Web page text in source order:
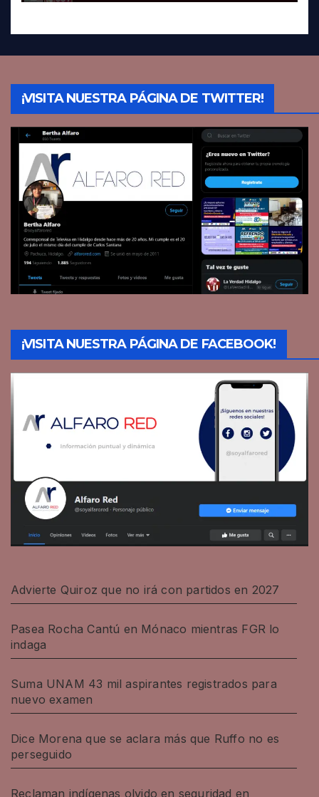
¡VISITA NUESTRA PÁGINA DE TWITTER!
¡VISITA NUESTRA PÁGINA DE FACEBOOK!
Advierte Quiroz que no irá con partidos en 2027
Pasea Rocha Cantú en Mónaco mientras FGR lo
indaga
Suma UNAM 43 mil aspirantes registrados para
nuevo examen
Dice Morena que se aclara más que Ruffo no es
perseguido
Reclaman indígenas olvido en seguridad en